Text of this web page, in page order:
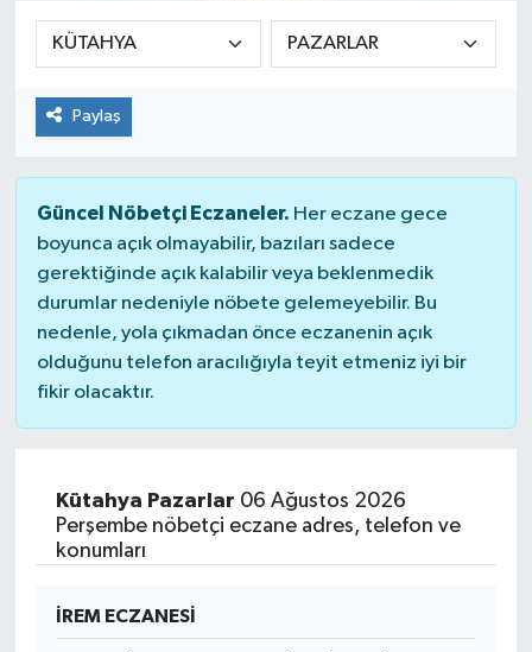
Paylaş
Güncel Nöbetçi Eczaneler. Her eczane gece
boyunca açık olmayabilir, bazıları sadece
gerektiğinde açık kalabilir veya beklenmedik
durumlar nedeniyle nöbete gelemeyebilir. Bu
nedenle, yola çıkmadan önce eczanenin açık
olduğunu telefon aracılığıyla teyit etmeniz iyi bir
fikir olacaktır.
Kütahya Pazarlar 06 Ağustos 2026
Perşembe nöbetçi eczane adres, telefon ve
konumları
İREM ECZANESİ
Manşet Haberi